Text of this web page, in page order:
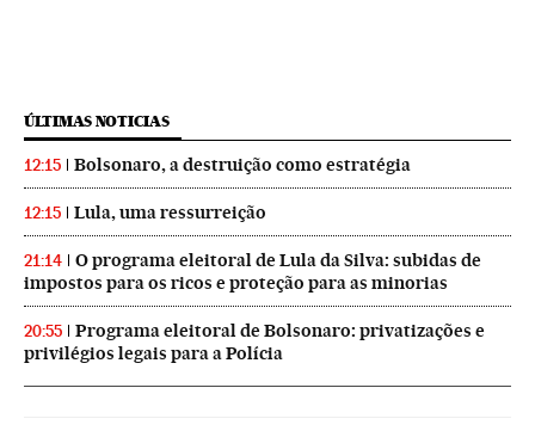
ÚLTIMAS NOTICIAS
12:15 Bolsonaro, a destruição como estratégia
12:15 Lula, uma ressurreição
21:14
O programa eleitoral de Lula da Silva: subidas de
impostos para os ricos e proteção para as minorias
20:55
Programa eleitoral de Bolsonaro: privatizações e
privilégios legais para a Polícia